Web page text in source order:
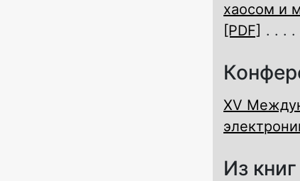
хаосом и
[PDF]
XV
Из